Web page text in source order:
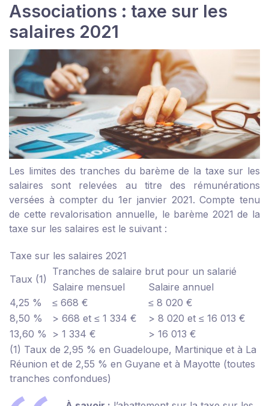
Associations : taxe sur les
salaires 2021
Les limites des tranches du barème de la taxe sur les
salaires sont relevées au titre des rémunérations
versées à compter du 1er janvier 2021. Compte tenu
de cette revalorisation annuelle, le barème 2021 de la
taxe sur les salaires est le suivant :
Taxe sur les salaires 2021
Taux (1)
Tranches de salaire brut pour un salarié
Salaire mensuel
Salaire annuel
4,25 %
≤ 668 €
≤ 8 020 €
8,50 %
> 668 et ≤ 1 334 €
> 8 020 et ≤ 16 013 €
13,60 %
> 1 334 €
> 16 013 €
(1) Taux de 2,95 % en Guadeloupe, Martinique et à La
Réunion et de 2,55 % en Guyane et à Mayotte (toutes
tranches confondues)